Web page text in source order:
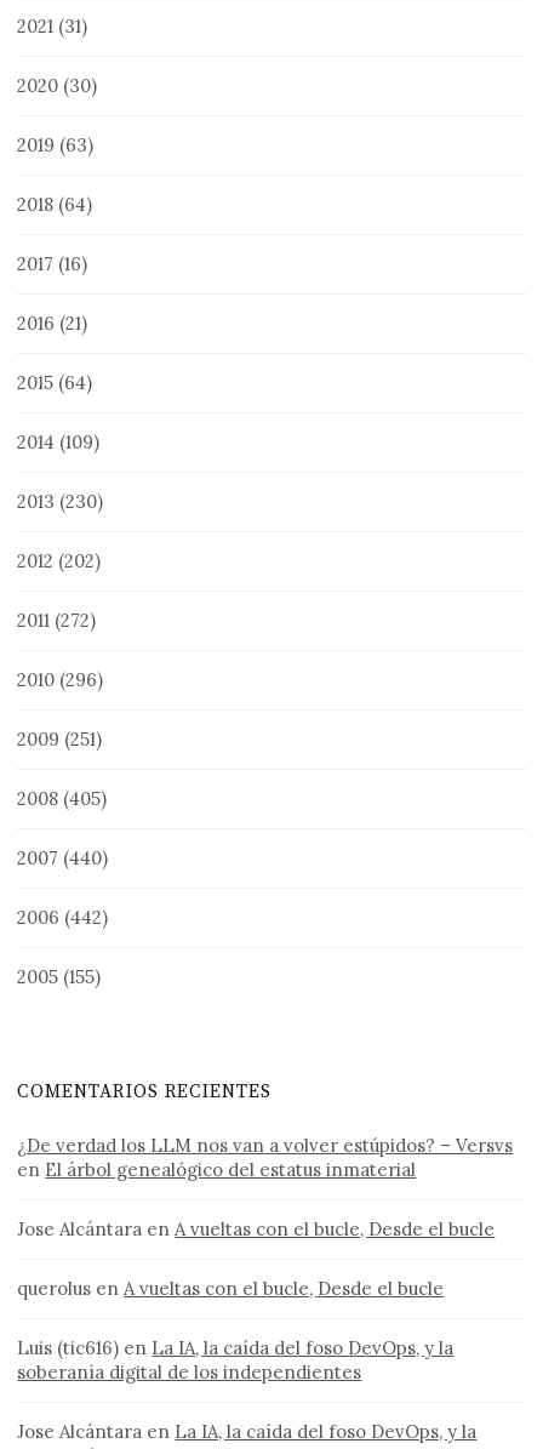
2021 (31)
2020 (30)
2019 (63)
2018 (64)
2017 (16)
2016 (21)
2015 (64)
2014 (109)
2013 (230)
2012 (202)
2011 (272)
2010 (296)
2009 (251)
2008 (405)
2007 (440)
2006 (442)
2005 (155)
COMENTARIOS RECIENTES
¿De verdad los LLM nos van a volver estúpidos? – Versvs
en El árbol genealógico del estatus inmaterial
Jose Alcántara enA vueltas con el bucle, Desde el bucle
querolus enA vueltas con el bucle, Desde el bucle
Luis (tic616) en La IA, la caída del foso DevOps, y la
soberanía digital de los independientes
Jose Alcántara en La IA, la caída del foso DevOps, y la